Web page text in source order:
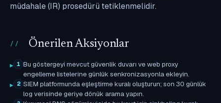
müdahale (IR) prosedürü tetiklenmelidir.
Önerilen Aksiyonlar
1 Bu göstergeyi mevcut güvenlik duvarı ve web proxy
engelleme listelerine günlük senkronizasyonla ekleyin.
2 SIEM platformunda eşleştirme kuralı oluşturun; son 30 günlük
log verisinde geriye dönük arama yapın.